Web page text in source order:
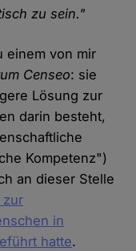
zu sein."
einem von mir
Censeo: sie
Lösung zur
darin besteht,
Kompetenz")
an dieser Stelle
zur
in
hatte.